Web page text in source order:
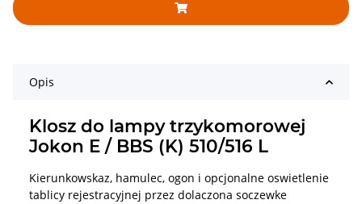
Opis
Klosz do lampy trzykomorowej
Jokon E / BBS (K) 510/516 L
Kierunkowskaz, hamulec, ogon i opcjonalne oswietlenie
tablicy rejestracyjnej przez dolaczona soczewke